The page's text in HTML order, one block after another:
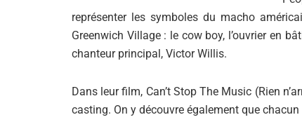
représenter les symboles du macho
Greenwich Village : le cow boy, l’ouvrier en
chanteur principal, Victor Willis.
Dans leur film, Can’t Stop The Music (Rien
casting. On y découvre également que